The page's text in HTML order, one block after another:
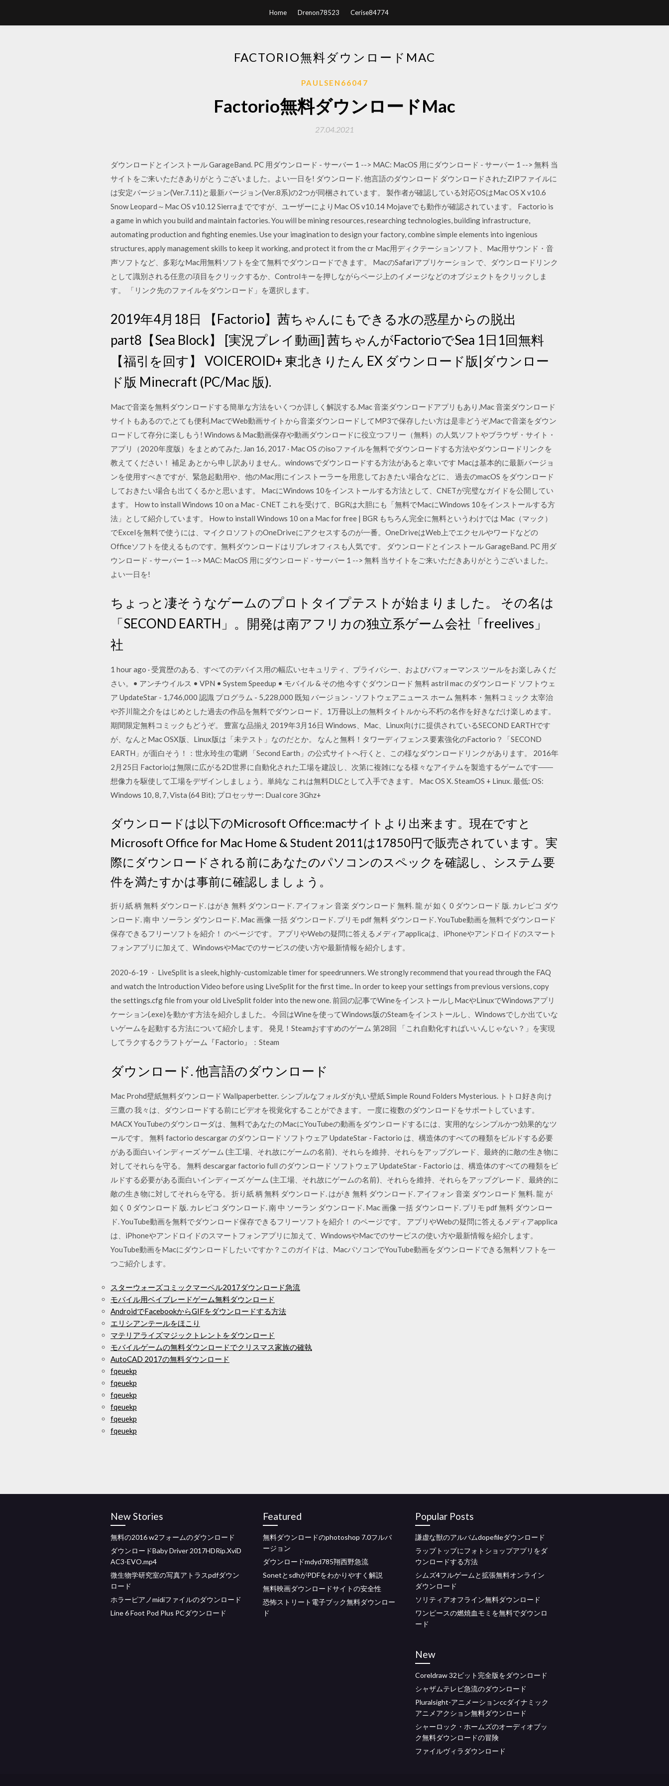
Home Drenon78523 Cerise84774
FACTORIO無料ダウンロードMAC
PAULSEN66047
Factorio無料ダウンロードMac
27.04.2021
ダウンロードとインストール GarageBand. PC 用ダウンロード - サーバー 1 --> MAC: MacOS 用にダウンロード - サーバー 1 --> 無料 当
サイトをご来いただきありがとうございました。よい一日を! ダウンロード. 他言語のダウンロード ダウンロードされたZIPファイルに
は安定バージョン(Ver.7.11)と最新バージョン(Ver.8系)の2つが同梱されています。 製作者が確認している対応OSはMac OS X v10.6
Snow Leopard～Mac OS v10.12 Sierraまでですが、ユーザーによりMac OS v10.14 Mojaveでも動作が確認されています。 Factorio is
a game in which you build and maintain factories. You will be mining resources, researching technologies, building infrastructure,
automating production and fighting enemies. Use your imagination to design your factory, combine simple elements into ingenious
structures, apply management skills to keep it working, and protect it from the cr Mac用ディクテーションソフト、Mac用サウンド・音
声ソフトなど、多彩なMac用無料ソフトを全て無料でダウンロードできます。 MacのSafariアプリケーション で、ダウンロードリンク
として識別される任意の項目をクリックするか、Controlキーを押しながらページ上のイメージなどのオブジェクトをクリックしま
す。 「リンク先のファイルをダウンロード」を選択します。
2019年4月18日 【Factorio】茜ちゃんにもできる水の惑星からの脱出
part8【Sea Block】 [実況プレイ動画] 茜ちゃんがFactorioでSea 1日1回無料
【福引を回す】 VOICEROID+ 東北きりたん EX ダウンロード版|ダウンロー
ド版 Minecraft (PC/Mac 版).
Macで音楽を無料ダウンロードする簡単な方法をいくつか詳しく解説する.Mac 音楽ダウンロードアプリもあり,Mac 音楽ダウンロード
サイトもあるので,とても便利.MacでWeb動画サイトから音楽ダウンロードしてMP3で保存したい方は是非どうぞ,Macで音楽をダウン
ロードして存分に楽しもう! Windows＆Mac動画保存や動画ダウンロードに役立つフリー（無料）の人気ソフトやブラウザ・サイト・
アプリ（2020年度版）をまとめてみた. Jan 16, 2017 · Mac OS のisoファイルを無料でダウンロードする方法やダウンロードリンクを
教えてください！ 補足 あとから申し訳ありません。windowsでダウンロードする方法があると幸いです Macは基本的に最新バージョ
ンを使用すべきですが、緊急起動用や、他のMac用にインストーラーを用意しておきたい場合などに、 過去のmacOS をダウンロード
しておきたい場合も出てくるかと思います。 MacにWindows 10をインストールする方法として、CNETが完璧なガイドを公開してい
ます。 How to install Windows 10 on a Mac - CNET これを受けて、BGRは大胆にも「無料でMacにWindows 10をインストールする方
法」として紹介しています。 How to install Windows 10 on a Mac for free | BGR もちろん完全に無料というわけでは Mac（マック）
でExcelを無料で使うには、マイクロソフトのOneDriveにアクセスするのが一番。OneDriveはWeb上でエクセルやワードなどの
Officeソフトを使えるものです。無料ダウンロードはリブレオフィスも人気です。 ダウンロードとインストール GarageBand. PC 用ダ
ウンロード - サーバー 1 --> MAC: MacOS 用にダウンロード - サーバー 1 --> 無料 当サイトをご来いただきありがとうございました。
よい一日を!
ちょっと凄そうなゲームのプロトタイプテストが始まりました。 その名は
「SECOND EARTH」。開発は南アフリカの独立系ゲーム会社「freelives」
社
1 hour ago · 受賞歴のある、すべてのデバイス用の幅広いセキュリティ、プライバシー、およびパフォーマンス ツールをお楽しみくだ
さい。• アンチウイルス • VPN • System Speedup • モバイル & その他 今すぐダウンロード 無料 astril mac のダウンロード ソフトウェ
ア UpdateStar - 1,746,000 認識 プログラム - 5,228,000 既知 バージョン - ソフトウェアニュース ホーム 無料本・無料コミック 太宰治
や芥川龍之介をはじめとした過去の作品を無料でダウンロード。1万冊以上の無料タイトルから不朽の名作を好きなだけ楽しめます。
期間限定無料コミックもどうぞ。 豊富な品揃え 2019年3月16日 Windows、Mac、Linux向けに提供されているSECOND EARTHです
が、なんとMac OSX版、Linux版は「未テスト」なのだとか。 なんと無料！タワーディフェンス要素強化のFactorio？「SECOND
EARTH」が面白そう！：世永玲生の電網 「Second Earth」の公式サイトへ行くと、この様なダウンロードリンクがあります。 2016年
2月25日 Factorioは無限に広がる2D世界に自動化された工場を建設し、次第に複雑になる様々なアイテムを製造するゲームです――
想像力を駆使して工場をデザインしましょう。単純な これは無料DLCとして入手できます。 Mac OS X. SteamOS + Linux. 最低: OS:
Windows 10, 8, 7, Vista (64 Bit); プロセッサー: Dual core 3Ghz+
ダウンロードは以下のMicrosoft Office:macサイトより出来ます。現在ですと
Microsoft Office for Mac Home & Student 2011は17850円で販売されています。実
際にダウンロードされる前にあなたのパソコンのスペックを確認し、システム要
件を満たすかは事前に確認しましょう。
折り紙 柄 無料 ダウンロード. はがき 無料 ダウンロード. アイフォン 音楽 ダウンロード 無料. 龍 が 如く 0 ダウンロード 版. カレピコ ダウ
ンロード. 南 中 ソーラン ダウンロード. Mac 画像 一括 ダウンロード. プリモ pdf 無料 ダウンロード. YouTube動画を無料でダウンロード
保存できるフリーソフトを紹介！ のページです。 アプリやWebの疑問に答えるメディアapplicaは、iPhoneやアンドロイドのスマート
フォンアプリに加えて、WindowsやMacでのサービスの使い方や最新情報を紹介します。
2020-6-19 · LiveSplit is a sleek, highly-customizable timer for speedrunners. We strongly recommend that you read through the FAQ
and watch the Introduction Video before using LiveSplit for the first time.. In order to keep your settings from previous versions, copy
the settings.cfg file from your old LiveSplit folder into the new one. 前回の記事でWineをインストールしMacやLinuxでWindowsアプリ
ケーション(.exe)を動かす方法を紹介しました。 今回はWineを使ってWindows版のSteamをインストールし、Windowsでしか出ていな
いゲームを起動する方法について紹介します。 発見！Steamおすすめのゲーム 第28回 「これ自動化すればいいんじゃない？」を実現
してラクするクラフトゲーム『Factorio』：Steam
ダウンロード. 他言語のダウンロード
Mac Prohd壁紙無料ダウンロード Wallpaperbetter. シンプルなフォルダが丸い壁紙 Simple Round Folders Mysterious. トトロ好き向け
三鷹の 我々は、ダウンロードする前にビデオを視覚化することができます。 一度に複数のダウンロードをサポートしています。
MACX YouTubeのダウンローダは、無料であなたのMacにYouTubeの動画をダウンロードするには、実用的なシンプルかつ効果的なツ
ールです。 無料 factorio descargar のダウンロード ソフトウェア UpdateStar - Factorio は、構造体のすべての種類をビルドする必要
がある面白いインディーズ ゲーム (主工場、それ故にゲームの名前)、それらを維持、それらをアップグレード、最終的に敵の生き物に
対してそれらを守る。 無料 descargar factorio full のダウンロード ソフトウェア UpdateStar - Factorio は、構造体のすべての種類をビ
ルドする必要がある面白いインディーズ ゲーム (主工場、それ故にゲームの名前)、それらを維持、それらをアップグレード、最終的に
敵の生き物に対してそれらを守る。 折り紙 柄 無料 ダウンロード. はがき 無料 ダウンロード. アイフォン 音楽 ダウンロード 無料. 龍 が
如く 0 ダウンロード 版. カレピコ ダウンロード. 南 中 ソーラン ダウンロード. Mac 画像 一括 ダウンロード. プリモ pdf 無料 ダウンロー
ド. YouTube動画を無料でダウンロード保存できるフリーソフトを紹介！ のページです。 アプリやWebの疑問に答えるメディアapplica
は、iPhoneやアンドロイドのスマートフォンアプリに加えて、WindowsやMacでのサービスの使い方や最新情報を紹介します。
YouTube動画をMacにダウンロードしたいですか？このガイドは、MacパソコンでYouTube動画をダウンロードできる無料ソフトを一
つご紹介します。
スターウォーズコミックマーベル2017ダウンロード急流
モバイル用ベイブレードゲーム無料ダウンロード
AndroidでFacebookからGIFをダウンロードする方法
エリシアンテールをほこり
マテリアライズマジックトレントをダウンロード
モバイルゲームの無料ダウンロードでクリスマス家族の確執
AutoCAD 2017の無料ダウンロード
fqeuekp
fqeuekp
fqeuekp
fqeuekp
fqeuekp
fqeuekp
New Stories
無料の2016 w2フォームのダウンロード
ダウンロードBaby Driver 2017HDRip.XviD
AC3-EVO.mp4
微生物学研究室の写真アトラスpdfダウン
ロード
ホラーピアノmidiファイルのダウンロード
Line 6 Foot Pod Plus PCダウンロード
Featured
無料ダウンロードのphotoshop 7.0フルバ
ージョン
ダウンロードmdyd785翔西野急流
SonetとsdhがPDFをわかりやすく解説
無料映画ダウンロードサイトの安全性
恐怖ストリート電子ブック無料ダウンロー
ド
Popular Posts
謙虚な獣のアルバムdopefileダウンロード
ラップトップにフォトショップアプリをダ
ウンロードする方法
シムズ4フルゲームと拡張無料オンライン
ダウンロード
ソリティアオフライン無料ダウンロード
ワンピースの燃焼血モミを無料でダウンロ
ード
New
Coreldraw 32ビット完全版をダウンロード
シャザムテレビ急流のダウンロード
Pluralsight-アニメーションccダイナミック
アニメアクション無料ダウンロード
シャーロック・ホームズのオーディオブッ
ク無料ダウンロードの冒険
ファイルヴィラダウンロード